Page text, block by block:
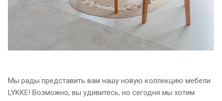
Мы рады представить вам нашу новую коллекцию мебели
LYKKE! Возможно, вы удивитесь, но сегодня мы хотим